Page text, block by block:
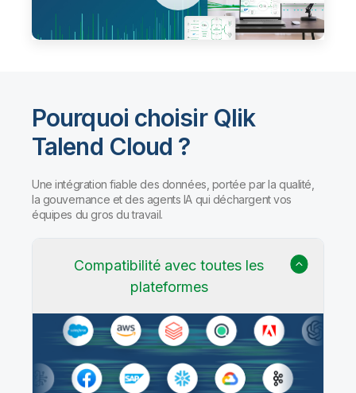
Pourquoi choisir Qlik
Talend Cloud ?
Une intégration fiable des données, portée par la qualité,
la gouvernance et des agents IA qui déchargent vos
Compatibilité avec toutes les